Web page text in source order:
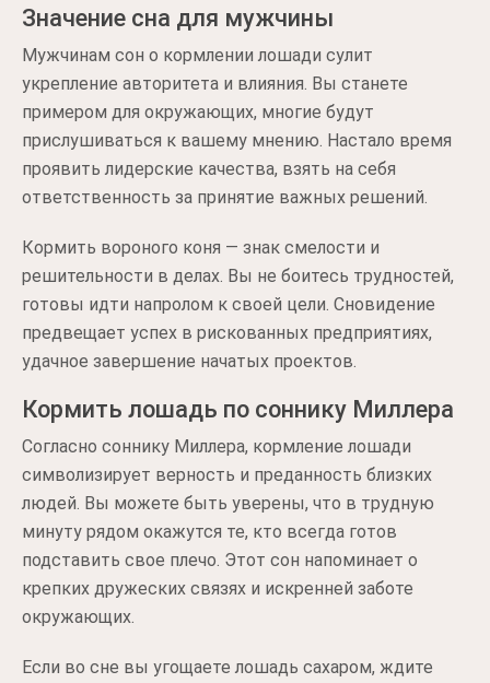
Значение сна для мужчины
Мужчинам сон о кормлении лошади сулит
укрепление авторитета и влияния. Вы станете
примером для окружающих, многие будут
прислушиваться к вашему мнению. Настало время
проявить лидерские качества, взять на себя
ответственность за принятие важных решений.
Кормить вороного коня — знак смелости и
решительности в делах. Вы не боитесь трудностей,
готовы идти напролом к своей цели. Сновидение
предвещает успех в рискованных предприятиях,
удачное завершение начатых проектов.
Кормить лошадь по соннику Миллера
Согласно соннику Миллера, кормление лошади
символизирует верность и преданность близких
людей. Вы можете быть уверены, что в трудную
минуту рядом окажутся те, кто всегда готов
подставить свое плечо. Этот сон напоминает о
крепких дружеских связях и искренней заботе
окружающих.
Если во сне вы угощаете лошадь сахаром, ждите